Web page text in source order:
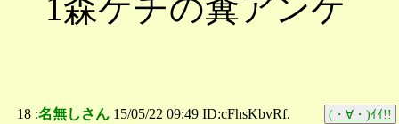
1森ケチの糞アンケ
18 :名無しさん 15/05/22 09:49 ID:cFhsKbvRf. (・∀・)ｲｲ!!